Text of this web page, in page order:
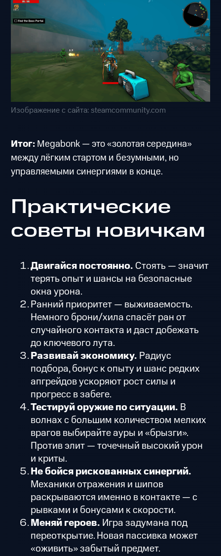
Изображение с сайта: steamcommunity.com
Итог:Megabonk — это «золотая середина»
между лёгким стартом и безумными, но
управляемыми синергиями в конце.
Практические
советы новичкам
Двигайся постоянно. Стоять — значит
терять опыт и шансы на безопасные
окна урона.
Ранний приоритет — выживаемость.
Немного брони/хила спасёт ран от
случайного контакта и даст добежать
до ключевого лута.
Развивай экономику. Радиус
подбора, бонус к опыту и шанс редких
апгрейдов ускоряют рост силы и
прогресс в забеге.
Тестируй оружие по ситуации. В
волнах с большим количеством мелких
врагов выбирайте ауры и «брызги».
Против элит — точечный высокий урон
и криты.
Не бойся рискованных синергий.
Механики отражения и шипов
раскрываются именно в контакте — с
рывками и бонусами к скорости.
Меняй героев. Игра задумана под
переоткрытие. Новая пассивка может
«оживить» забытый предмет.